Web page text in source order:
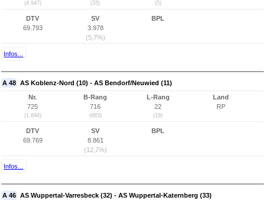
(4.947) (33) (5)
DTV
69.793
SV
3.978
(5,7%)
BPL
Infos...
A 48 AS Koblenz-Nord (10) - AS Bendorf/Neuwied (11)
Nr.
725
(1.694)
B-Rang
716
(683)
L-Rang
22
(18)
Land
RP
DTV
69.769
SV
8.861
(12,7%)
BPL
Infos...
A 46 AS Wuppertal-Varresbeck (32) - AS Wuppertal-Katernberg (33)